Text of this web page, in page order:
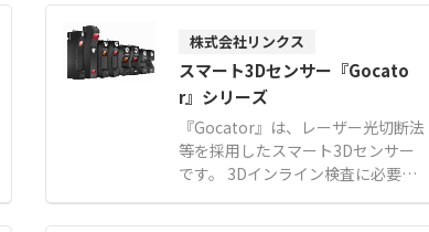
株式会社リンクス
スマート3Dセンサー『Gocato
r』シリーズ
『Gocator』は、レーザー光切断法
等を採用したスマート3Dセンサー
です。 3Dインライン検査に必要な
撮影、検査、制御機能をすべて本体
のみに内蔵しています。 対象物を高